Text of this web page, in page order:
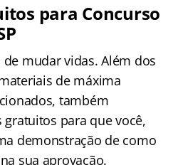
para Concurso
mudar vidas. Além dos
de máxima
também
para que você,
demonstração de como
sua aprovação.